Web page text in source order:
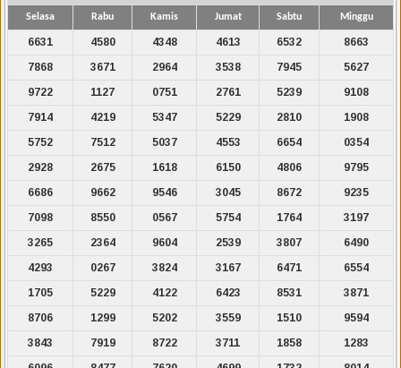
Selasa Rabu Kamis Jumat Sabtu Minggu
6631 4580 4348 4613 6532
8663
7868
3671 2964 3538 7945
5627
9722
1127 0751 2761 5239
9108
7914
4219 5347 5229 2810
1908
5752
7512 5037 4553 6654
0354
2928
2675 1618 6150 4806
9795
6686
9662 9546 3045 8672
9235
7098
8550 0567 5754 1764
3197
3265
2364 9604 2539 3807
6490
4293
0267 3824 3167 6471
6554
1705
5229 4122 6423 8531
3871
8706
1299 5202 3559 1510
9594
3843
7919 8722 3711 1858
1283